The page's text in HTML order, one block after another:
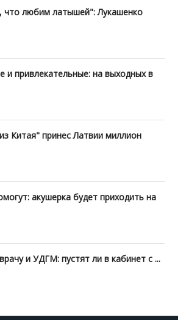
что любим латышей": Лукашенко
и привлекательные: на выходных в
Китая" принес Латвии миллион
акушерка будет приходить на
и УДГМ: пустят ли в кабинет с ...